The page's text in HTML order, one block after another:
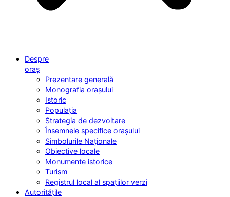
Despre
oraș
Prezentare generală
Monografia orașului
Istoric
Populația
Strategia de dezvoltare
Însemnele specifice orașului
Simbolurile Naționale
Obiective locale
Monumente istorice
Turism
Registrul local al spațiilor verzi
Autoritățile